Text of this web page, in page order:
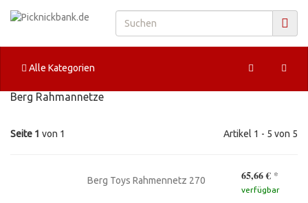
Alle Kategorien
Berg Rahmannetze
Seite 1 von 1 Artikel 1 - 5 von 5
Berg Toys Rahmennetz 270 65,66 € *
verfügbar